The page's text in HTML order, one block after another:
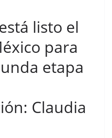
listo el
para
etapa
Claudia